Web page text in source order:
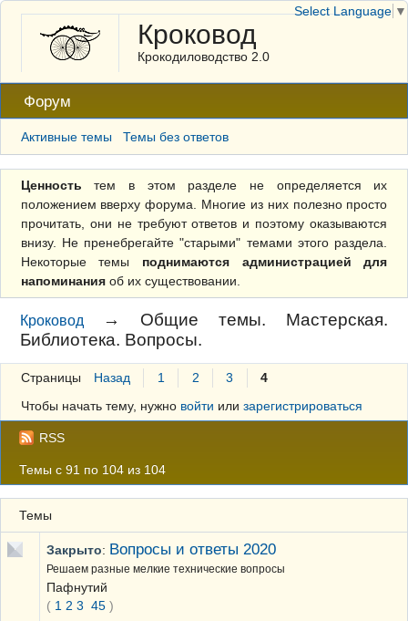
Кроковод
Крокодиловодство 2.0
Форум
Активные темы Темы без ответов
Ценность тем в этом разделе не определяется их
положением вверху форума. Многие из них полезно просто
прочитать, они не требуют ответов и поэтому оказываются
внизу. Не пренебрегайте "старыми" темами этого раздела.
Некоторые темы поднимаются администрацией для
напоминанияоб их существовании.
Кроковод → Общие темы. Мастерская.
Библиотека. Вопросы.
Страницы Назад 1 2 3
4
Чтобы начать тему, нужно войти или зарегистрироваться
RSS
Темы с 91 по 104 из 104
Темы
Закрыто: Вопросы и ответы 2020
Решаем разные мелкие технические вопросы
Пафнутий
( 1 2 3 45)
Select Language ▼